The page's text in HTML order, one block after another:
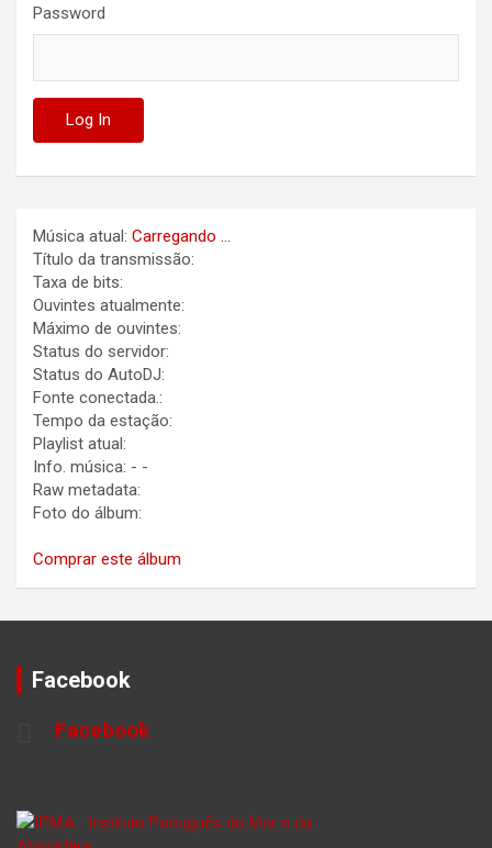
Password
Música atual: Carregando ...
Título da transmissão:
Taxa de bits:
Ouvintes atualmente:
Máximo de ouvintes:
Status do servidor:
Status do AutoDJ:
Fonte conectada.:
Tempo da estação:
Playlist atual:
Info. música: - -
Raw metadata:
Foto do álbum:
Comprar este álbum
Facebook
Facebook